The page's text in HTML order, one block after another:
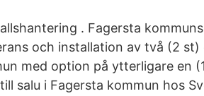
. Fagersta
och installation av två (2 st)
med option på ytterligare en
salu i Fagersta kommun hos